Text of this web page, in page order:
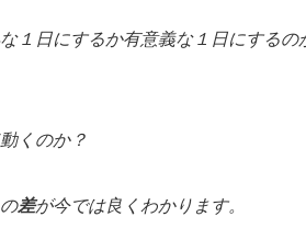
１日にするか有意義な１日にするの
くのか？
差が今では良くわかります。